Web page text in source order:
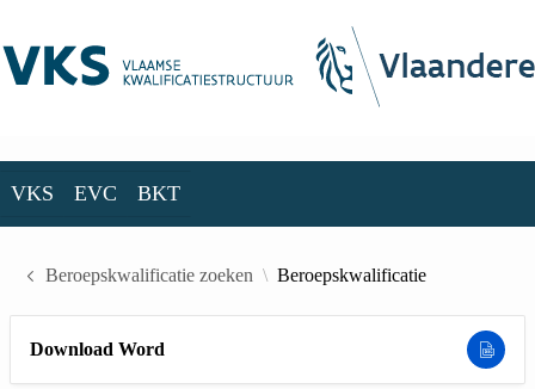
VKS EVC BKT
Beroepskwalificatie zoeken Beroepskwalificatie
Download Word